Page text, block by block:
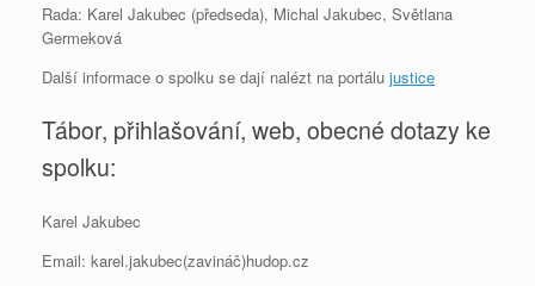
Rada: Karel Jakubec (předseda), Michal Jakubec, Světlana
Germeková
Další informace o spolku se dají nalézt na portálu justice
Tábor, přihlašování, web, obecné dotazy ke
spolku:
Karel Jakubec
Email: karel.jakubec(zavináč)hudop.cz